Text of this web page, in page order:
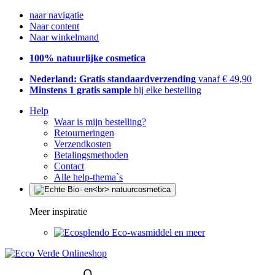
naar navigatie
Naar content
Naar winkelmand
100% natuurlijke cosmetica
Nederland: Gratis standaardverzending vanaf € 49,90
Minstens 1 gratis sample bij elke bestelling
Help
Waar is mijn bestelling?
Retourneringen
Verzendkosten
Betalingsmethoden
Contact
Alle help-thema`s
Meer inspiratie
Eco-wasmiddel en meer